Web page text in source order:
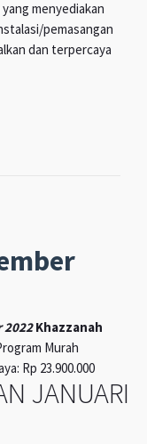
menyediakan
pemasangan
dan terpercaya
2022Khazzanah
Murah
Rp 23.900.000
JANUARI